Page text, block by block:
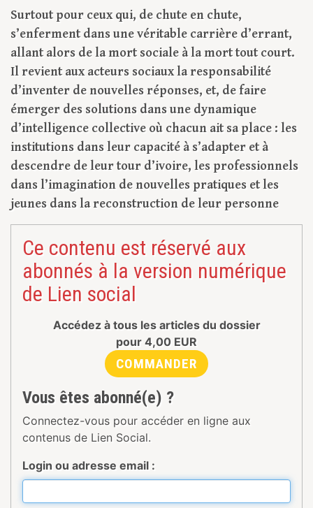
Surtout pour ceux qui, de chute en chute,
s’enferment dans une véritable carrière d’errant,
allant alors de la mort sociale à la mort tout court.
Il revient aux acteurs sociaux la responsabilité
d’inventer de nouvelles réponses, et, de faire
émerger des solutions dans une dynamique
d’intelligence collective où chacun ait sa place : les
institutions dans leur capacité à s’adapter et à
descendre de leur tour d’ivoire, les professionnels
dans l’imagination de nouvelles pratiques et les
jeunes dans la reconstruction de leur personne
Ce contenu est réservé aux
abonnés à la version numérique
de Lien social
Accédez à tous les articles du dossier
pour 4,00 EUR
COMMANDER
Vous êtes abonné(e) ?
Connectez-vous pour accéder en ligne aux
contenus de Lien Social.
Login ou adresse email :